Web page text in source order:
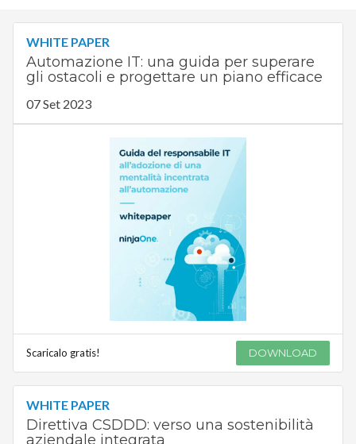
WHITE PAPER
Automazione IT: una guida per superare
gli ostacoli e progettare un piano efficace
07 Set 2023
Scaricalo gratis! DOWNLOAD
WHITE PAPER
Direttiva CSDDD: verso una sostenibilità
aziendale integrata